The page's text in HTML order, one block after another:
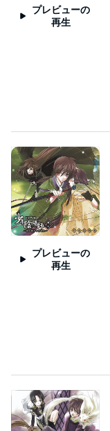
プレビューの
再生
プレビューの
再生